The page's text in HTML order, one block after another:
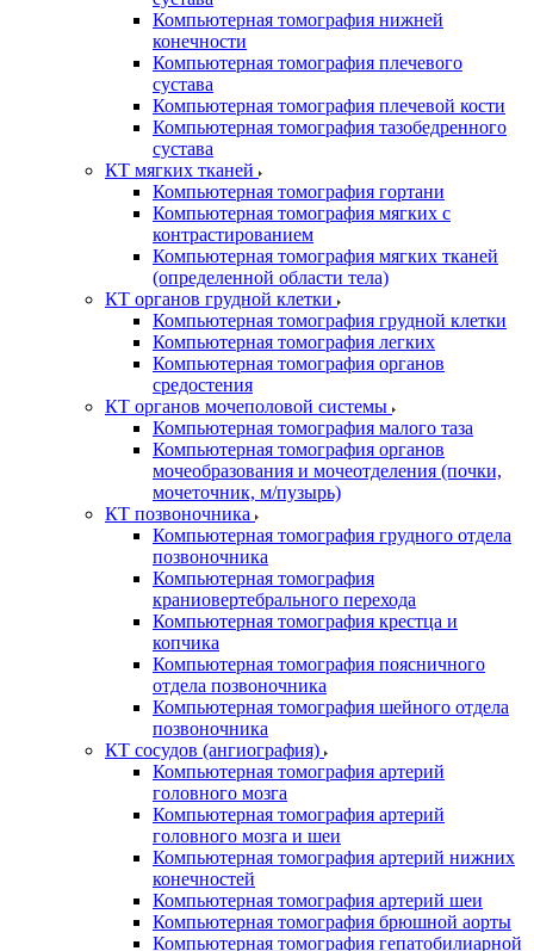
Компьютерная томография нижней
конечности
Компьютерная томография плечевого
сустава
Компьютерная томография плечевой кости
Компьютерная томография тазобедренного
сустава
КТ мягких тканей
Компьютерная томография гортани
Компьютерная томография мягких с
контрастированием
Компьютерная томография мягких тканей
(определенной области тела)
КТ органов грудной клетки
Компьютерная томография грудной клетки
Компьютерная томография легких
Компьютерная томография органов
средостения
КТ органов мочеполовой системы
Компьютерная томография малого таза
Компьютерная томография органов
мочеобразования и мочеотделения (почки,
мочеточник, м/пузырь)
КТ позвоночника
Компьютерная томография грудного отдела
позвоночника
Компьютерная томография
краниовертебрального перехода
Компьютерная томография крестца и
копчика
Компьютерная томография поясничного
отдела позвоночника
Компьютерная томография шейного отдела
позвоночника
КТ сосудов (ангиография)
Компьютерная томография артерий
головного мозга
Компьютерная томография артерий
головного мозга и шеи
Компьютерная томография артерий нижних
конечностей
Компьютерная томография артерий шеи
Компьютерная томография брюшной аорты
Компьютерная томография гепатобилиарной